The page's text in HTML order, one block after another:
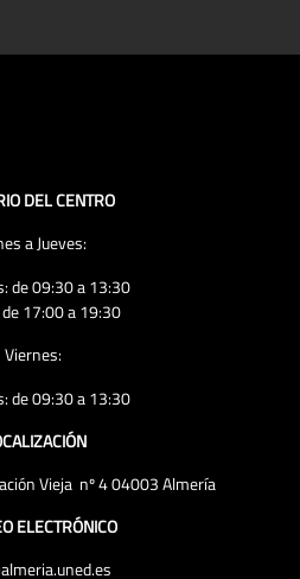
DEL CENTRO
a Jueves:
de 09:30 a 13:30
de 17:00 a 19:30
Viernes:
de 09:30 a 13:30
Vieja nº 4 04003 Almería
ELECTRÓNICO